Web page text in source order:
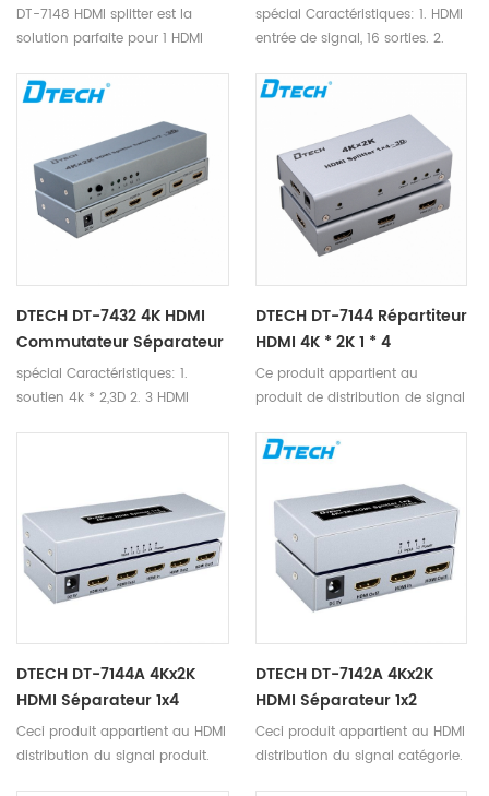
DT-7148 HDMI splitter est la
solution parfaite pour 1 HDMI
avec 4K.
spécial Caractéristiques: 1. HDMI
entrée de signal, 16 sorties. 2.
support blu-ray DVD24 / 50 /
60fs / hd-dvd / xvYCC 4. dts
audio formst-DTS-HD / Dolby-
trueHD / LPCM7.1 / DTS / DOLBY-
AC3 / DSD / HD (HBR) 5.
distance de transmission: 25m,
entrée 15m, sortie 10m
DTECH DT-7432 4K HDMI
Commutateur Séparateur
3 À 2
spécial Caractéristiques: 1.
soutien 4k * 2,3D 2. 3 HDMI
AC3 / DSD / HD (HBR) 4.
distance de transmission: 25m,
entrée 15m, sortie 10m
DTECH DT-7144 Répartiteur
HDMI 4K * 2K 1 * 4
Ce produit appartient au
produit de distribution de signal
DTECH DT-7144A 4Kx2K
HDMI Séparateur 1x4
Ceci produit appartient au HDMI
distribution du signal produit.
DTECH DT-7142A 4Kx2K
HDMI Séparateur 1x2
Ceci produit appartient au HDMI
distribution du signal catégorie.